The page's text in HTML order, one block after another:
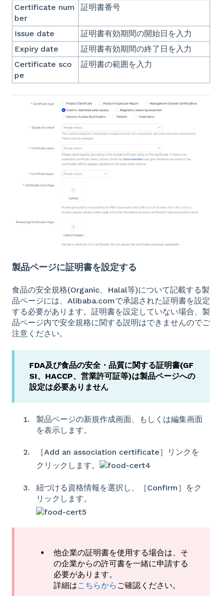
Certificate num
ber
証明書番号
Issue date
証明書有効期間の開始日を入力
Expiry date
証明書有効期間の終了日を入力
Certificate sco
pe
証明書の範囲を入力
製品ページに証明書を設定する
食品の安全規格(Organic、Halal等)について記載する製
品ページには、Alibaba.comで承認された証明書を設定
する必要があります。証明書を設定していない場合、製
品ページ内で安全規格に関する説明はできませんのでご
注意ください。
FDA及び食品の安全・品質に関する証明書(GF
SI、HACCP、営業許可証等)は製品ページへの
設定は必要ありません
製品ページの新規作成画面、もしくは編集画面
を表示します。
［Add an association certificate］リンクを
クリックします。
紐づける資格情報を選択し、［Confirm］をク
リックします。
他企業の証明書を使用する場合は、そ
の企業からの許可書を一緒に申請する
必要があります。
詳細はこちらから ご確認ください。